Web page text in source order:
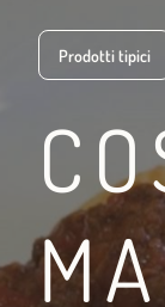
Prodotti tipici